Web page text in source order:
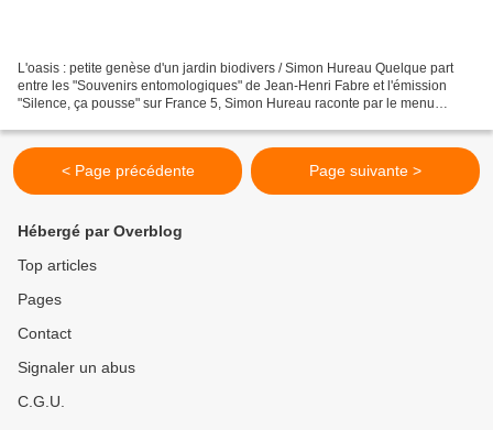
L'oasis : petite genèse d'un jardin biodivers / Simon Hureau Quelque part
entre les "Souvenirs entomologiques" de Jean-Henri Fabre et l'émission
"Silence, ça pousse" sur France 5, Simon Hureau raconte par le menu
< Page précédente Page suivante >
Hébergé par Overblog
Top articles
Pages
Contact
Signaler un abus
C.G.U.